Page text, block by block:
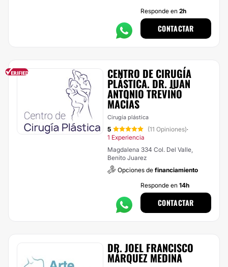
Responde en 2h
CONTACTAR
CENTRO DE CIRUGÍA
PLÁSTICA. DR. JUAN
ANTONIO TREVIÑO
MACÍAS
Cirugía plástica
5 (11 Opiniones)·
1 Experiencia
Magdalena 334 Col. Del Valle,
Benito Juarez
Opciones de financiamiento
Responde en 14h
CONTACTAR
DR. JOEL FRANCISCO
MÁRQUEZ MEDINA